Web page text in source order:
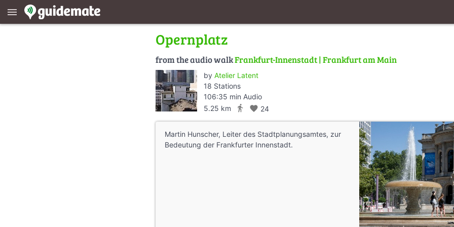
menu
Opernplatz
from the audio walkFrankfurt-Innenstadt | Frankfurt am Main
by Atelier Latent
18 Stations
106:35 min Audio
5.25 km
directions_walk favorite 24
Martin Hunscher, Leiter des Stadtplanungsamtes, zur
Bedeutung der Frankfurter Innenstadt.